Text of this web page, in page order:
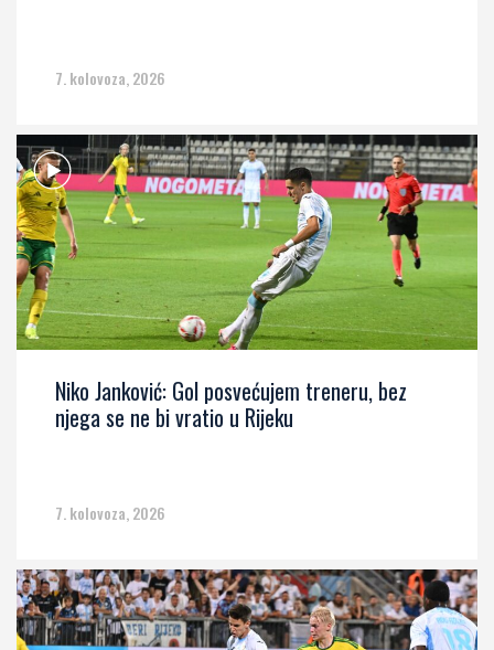
7. kolovoza, 2026
Niko Janković: Gol posvećujem treneru, bez
njega se ne bi vratio u Rijeku
7. kolovoza, 2026